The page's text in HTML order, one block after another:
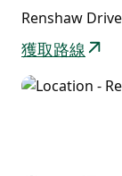
Renshaw
獲取路線